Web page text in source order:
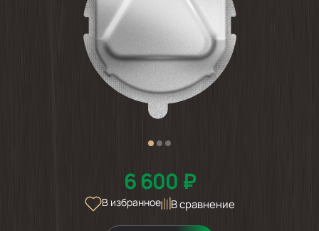
6 600 ₽
В избранное В сравнение